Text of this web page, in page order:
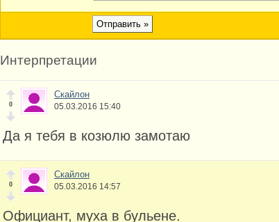
Интерпретации
0
Скайлон
05.03.2016 15:40
Да я тебя в козюлю замотаю
0
Скайлон
05.03.2016 14:57
Официант, муха в бульене.